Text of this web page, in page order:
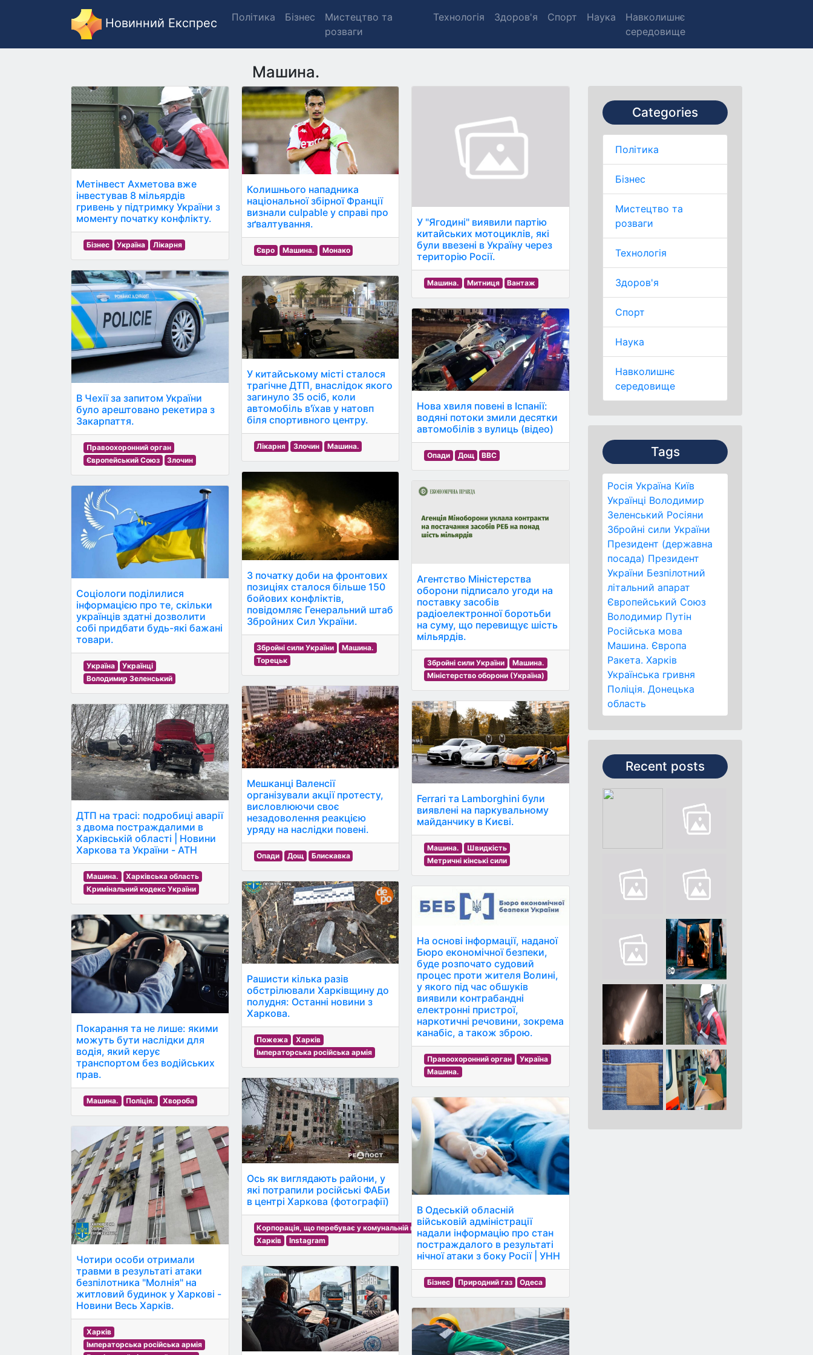
Новинний Експрес Політика Бізнес
Мистецтво та
розваги
Технологія Здоров'я Спорт Наука
Навколишнє
середовище
Машина.
Categories
Політика
Бізнес
Мистецтво та
розваги
Технологія
Здоров'я
Спорт
Наука
Навколишнє
середовище
Tags
Росія Україна Київ
Українці Володимир
Зеленський Росіяни
Збройні сили України
Президент (державна
посада) Президент
України Безпілотний
літальний апарат
Європейський Союз
Володимир Путін
Російська мова
Машина. Європа
Ракета. Харків
Українська гривня
Поліція. Донецька
область
Recent posts
Метінвест Ахметова вже
інвестував 8 мільярдів
гривень у підтримку України з
моменту початку конфлікту.
Бізнес Україна Лікарня
В Чехії за запитом України
було арештовано рекетира з
Закарпаття.
Правоохоронний орган
Європейський Союз
Злочин
Соціологи поділилися
інформацією про те, скільки
українців здатні дозволити
собі придбати будь-які бажані
товари.
Україна
Українці
Володимир Зеленський
ДТП на трасі: подробиці аварії
з двома постраждалими в
Харківській області | Новини
Харкова та України - АТН
Машина.
Харківська область
Кримінальний кодекс України
Покарання та не лише: якими
можуть бути наслідки для
водія, який керує
транспортом без водійських
прав.
Машина. Поліція. Хвороба
Чотири особи отримали
травми в результаті атаки
безпілотника "Молнія" на
житловий будинок у Харкові -
Новини Весь Харків.
Харків
Імператорська російська армія
Колишнього нападника
національної збірної Франції
визнали culpable у справі про
зґвалтування.
Євро Машина. Монако
У китайському місті сталося
трагічне ДТП, внаслідок якого
загинуло 35 осіб, коли
автомобіль в'їхав у натовп
біля спортивного центру.
Лікарня Злочин Машина.
З початку доби на фронтових
позиціях сталося більше 150
бойових конфліктів,
повідомляє Генеральний штаб
Збройних Сил України.
Збройні сили України
Машина.
Торецьк
Мешканці Валенсії
організували акції протесту,
висловлюючи своє
незадоволення реакцією
уряду на наслідки повені.
Опади Дощ Блискавка
Рашисти кілька разів
обстрілювали Харківщину до
полудня: Останні новини з
Харкова.
Пожежа
Харків
Імператорська російська армія
Ось як виглядають райони, у
які потрапили російські ФАБи
в центрі Харкова (фотографії)
Корпорація, що перебуває у комунальній власності
Харків
Instagram
У "Ягодині" виявили партію
китайських мотоциклів, які
були ввезені в Україну через
територію Росії.
Машина. Митниця Вантаж
Нова хвиля повені в Іспанії:
водяні потоки змили десятки
автомобілів з вулиць (відео)
Опади Дощ BBC
Агентство Міністерства
оборони підписало угоди на
поставку засобів
радіоелектронної боротьби
на суму, що перевищує шість
мільярдів.
Збройні сили України
Машина.
Міністерство оборони (Україна)
Ferrari та Lamborghini були
виявлені на паркувальному
майданчику в Києві.
Машина.
Швидкість
Метричні кінські сили
На основі інформації, наданої
Бюро економічної безпеки,
буде розпочато судовий
процес проти жителя Волині,
у якого під час обшуків
виявили контрабандні
електронні пристрої,
наркотичні речовини, зокрема
канабіс, а також зброю.
Правоохоронний орган
Україна
Машина.
В Одеській обласній
військовій адміністрації
надали інформацію про стан
постраждалого в результаті
нічної атаки з боку Росії | УНН
Бізнес Природний газ Одеса